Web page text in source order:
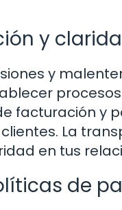
y
y
facturación y
La
en tus
de